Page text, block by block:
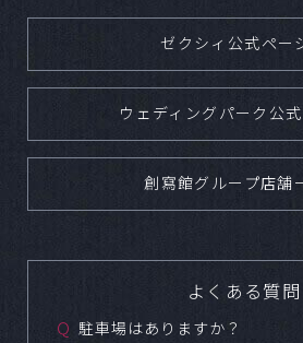
ゼクシィ公式ペー
ウェディングパーク公
創寫館グループ店舗
よくある質問
Ｑ 駐車場はありますか？